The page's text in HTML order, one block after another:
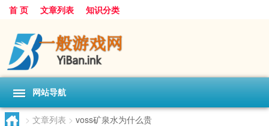
首 页 文章列表 知识分类
网站导航
> 文章列表 > voss矿泉水为什么贵